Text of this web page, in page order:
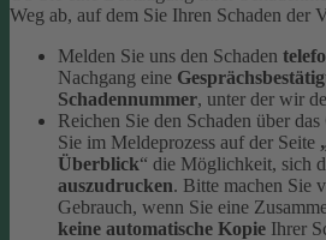
Weg ab, auf dem Sie Ihren Schaden der
Melden Sie uns den Schaden
Nachgang eine
Schadennummer, unter der wir
Reichen Sie den Schaden über das
Sie im Meldeprozess auf der Seite
Überblick“ die Möglichkeit, sich
auszudrucken. Bitte machen Sie
Gebrauch, wenn Sie eine
keine automatische Kopie Ihrer